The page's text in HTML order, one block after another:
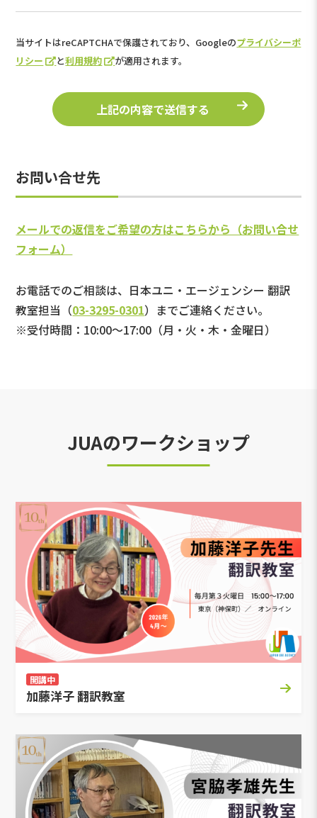
当サイトはreCAPTCHAで保護されており、Googleのプライバシーポ
リシー
と利用規約 が適用されます。
お問い合せ先
メールでの返信をご希望の方はこちらから（お問い合せ
フォーム）
お電話でのご相談は、日本ユニ・エージェンシー 翻訳
教室担当（03-3295-0301）までご連絡ください。
※受付時間：10:00～17:00（月・火・木・金曜日）
JUAのワークショップ
開講中
加藤洋子 翻訳教室